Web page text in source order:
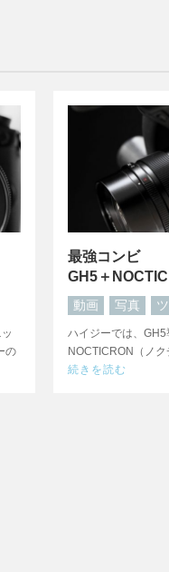
の
最強コンビ
GH5＋
動画 写真
ハイジーでは、GH5
NOCTICRON（ノ
続きを読む